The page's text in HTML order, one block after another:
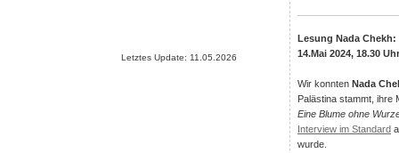
Letztes Update: 11.05.2026
Lesung Nada
14.Mai 2024, 18.30 Uhr
Wir konnten Nada
Palästina stammt, ihre
Eine Blume ohne
Interview im Standard
wurde.